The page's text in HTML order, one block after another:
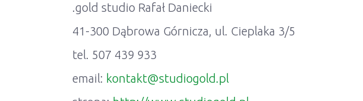
.gold studio Rafał Daniecki
41-300 Dąbrowa Górnicza, ul. Cieplaka 3/5
tel. 507 439 933
email: kontakt@studiogold.pl